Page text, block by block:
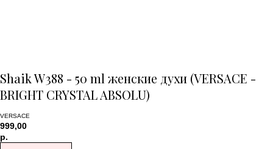
Shaik W388 - 50 ml женские духи (VERSACE -
BRIGHT CRYSTAL ABSOLU)
VERSACE
999,00
р.